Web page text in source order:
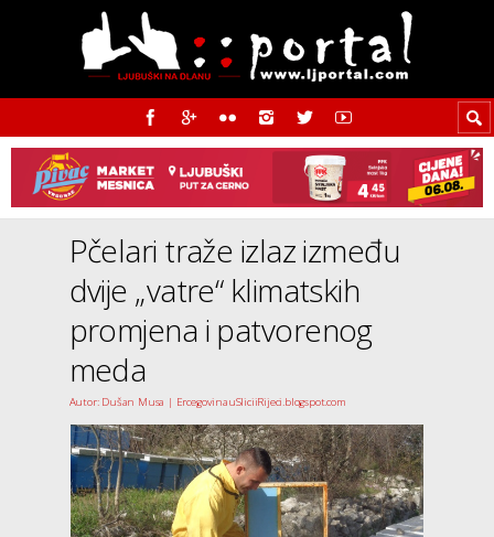
Pčelari traže izlaz između
dvije „vatre“ klimatskih
promjena i patvorenog
meda
Autor: Dušan Musa | ErcegovinauSliciiRijeci.blogspot.com